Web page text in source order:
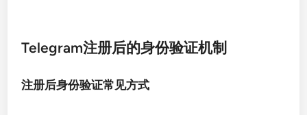
Telegram注册后的身份验证机制
注册后身份验证常见方式